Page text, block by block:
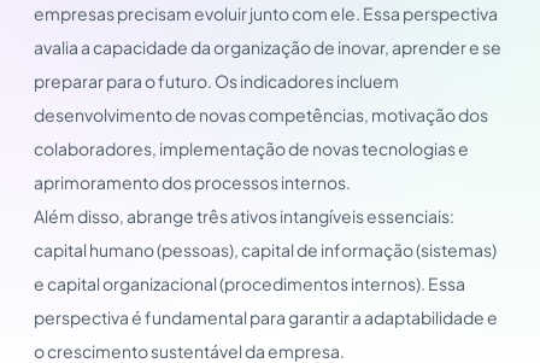
empresas precisam evoluir junto com ele. Essa perspectiva
avalia a capacidade da organização de inovar, aprender e se
preparar para o futuro. Os indicadores incluem
desenvolvimento de novas competências, motivação dos
colaboradores, implementação de novas tecnologias e
aprimoramento dos processos internos.
Além disso, abrange três ativos intangíveis essenciais:
capital humano (pessoas), capital de informação (sistemas)
e capital organizacional (procedimentos internos). Essa
perspectiva é fundamental para garantir a adaptabilidade e
o crescimento sustentável da empresa.